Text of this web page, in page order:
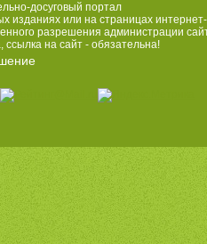
досуговый портал
изданиях или на страницах интернет-
разрешения администрации
ссылка на сайт - обязательна!